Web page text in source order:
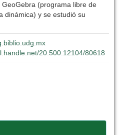
GeoGebra (programa libre de
dinámica) y se estudió su
20.500.12104/80618